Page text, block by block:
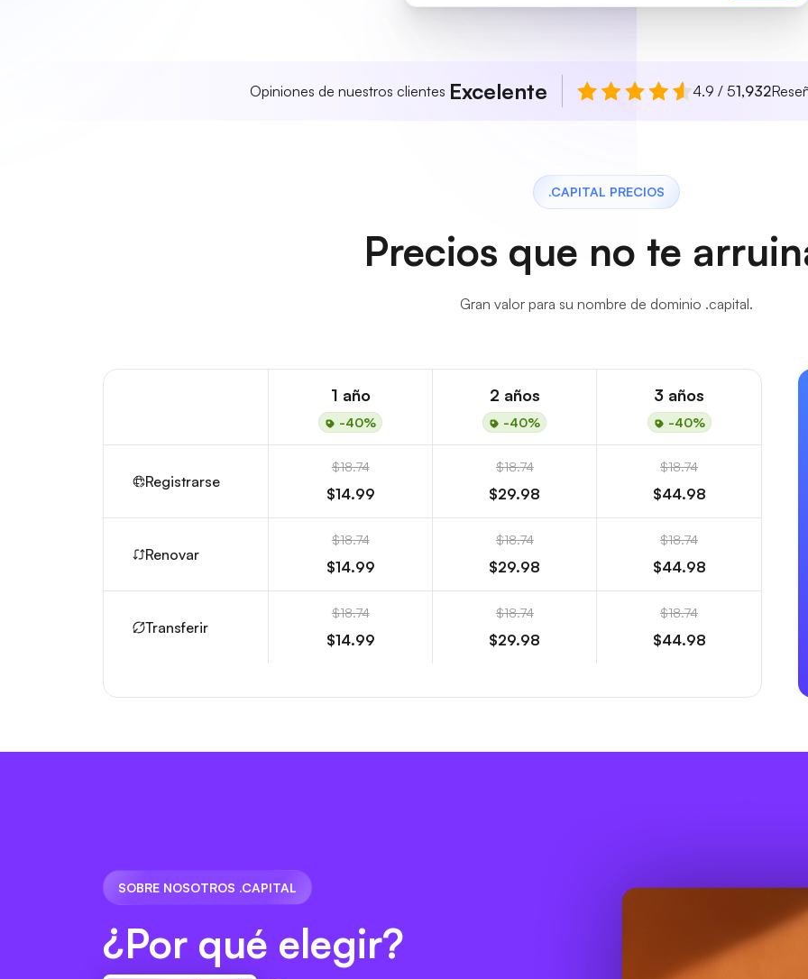
Opiniones de nuestros clientes Excelente 4.9 / 51,932
.CAPITAL PRECIOS
Precios que no te
Gran valor para su nombre de dominio .capital.
1 año
-40%
2 años
-40%
3 años
-40%
Registrarse
$18.74
$14.99
$18.74
$29.98
$18.74
$44.98
Renovar
$18.74
$14.99
$18.74
$29.98
$18.74
$44.98
Transferir
$18.74
$14.99
$18.74
$29.98
$18.74
$44.98
SOBRE NOSOTROS .CAPITAL
¿Por qué elegir?